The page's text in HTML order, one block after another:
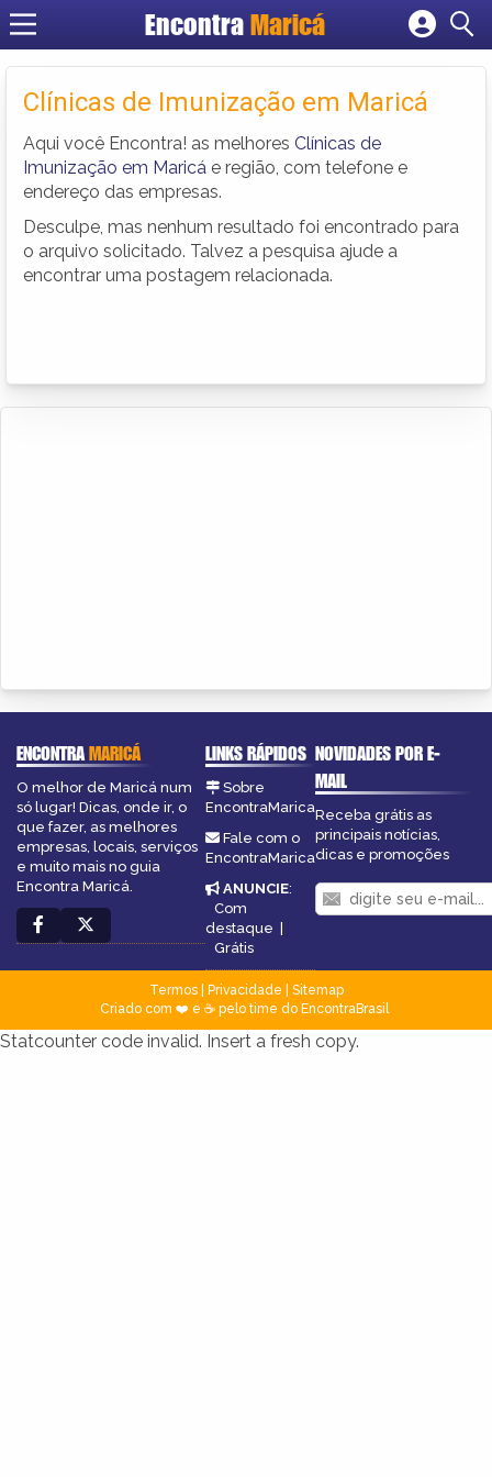
EncontraMaricá
Cadastrar empresa
Fazer login
Criar conta
Clínicas de Imunização em Maricá
Aqui você Encontra! as melhores Clínicas de
Imunização em Maricá e região, com telefone e
endereço das empresas.
Desculpe, mas nenhum resultado foi encontrado para
o arquivo solicitado. Talvez a pesquisa ajude a
encontrar uma postagem relacionada.
ENCONTRAMARICÁ
O melhor de Maricá num
só lugar! Dicas, onde ir, o
que fazer, as melhores
empresas, locais, serviços
e muito mais no guia
Encontra Maricá.
LINKS RÁPIDOS
Sobre
EncontraMarica
Fale com o
EncontraMarica
ANUNCIE:
Com
destaque |
Grátis
NOVIDADES POR E-
MAIL
Receba grátis as
principais notícias,
dicas e promoções
Termos| Privacidade
Sitemap
Criado com ❤️ e ☕ pelo time do EncontraBrasil
Statcounter code invalid. Insert a fresh copy.